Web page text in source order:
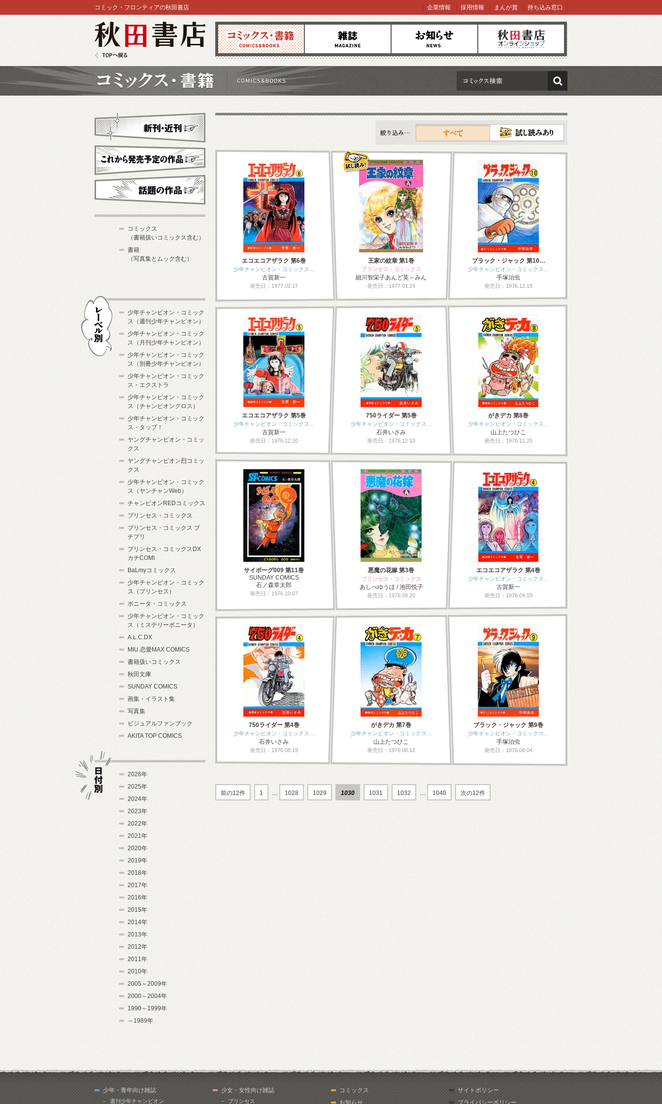
コミックス 雑誌 お知らせ オンラインショップ
コミック・フロンティアの秋田書店 企業情報 採用情報 まんが賞 持ち込み窓口
検索
新刊情報
すべて
エコエコアザラク 第6巻
少年チャンピオン・コミックス…
古賀新一
発売日：1977.02.17
王家の紋章 第1巻
プリンセス・コミックス
細川智栄子あんど芙～みん
発売日：1977.01.24
ブラック・ジャック 第10…
少年チャンピオン・コミックス…
手塚治虫
発売日：1976.12.18
エコエコアザラク 第5巻
少年チャンピオン・コミックス…
古賀新一
発売日：1976.12.10
750ライダー 第5巻
少年チャンピオン・コミックス…
石井いさみ
発売日：1976.12.10
がきデカ 第8巻
少年チャンピオン・コミックス…
山上たつひこ
発売日：1976.11.25
サイボーグ009 第11巻
SUNDAY COMICS
石ノ森章太郎
発売日：1976.10.07
悪魔の花嫁 第3巻
プリンセス・コミックス
あしべゆうほ / 池田悦子
発売日：1976.09.20
エコエコアザラク 第4巻
少年チャンピオン・コミックス…
古賀新一
発売日：1976.09.03
750ライダー 第4巻
少年チャンピオン・コミックス…
石井いさみ
発売日：1976.08.19
がきデカ 第7巻
少年チャンピオン・コミックス…
山上たつひこ
発売日：1976.08.12
ブラック・ジャック 第9巻
少年チャンピオン・コミックス…
手塚治虫
発売日：1976.08.04
前の12件 1 … 1028 1029 1030 1031 1032 … 1040 次の12件
新刊・近刊
これから発売予定
コミックス
（書籍扱いコミックス含む）
書籍
（写真集とムック含む）
少年チャンピオン・コミック
ス（週刊少年チャンピオン）
少年チャンピオン・コミック
ス（月刊少年チャンピオン）
少年チャンピオン・コミック
ス（別冊少年チャンピオン）
少年チャンピオン・コミック
ス・エクストラ
少年チャンピオン・コミック
ス（チャンピオンクロス）
少年チャンピオン・コミック
ス・タップ！
ヤングチャンピオン・コミッ
クス
ヤングチャンピオン烈コミッ
クス
少年チャンピオン・コミック
ス（ヤンチャンWeb）
チャンピオンREDコミックス
プリンセス・コミックス
プリンセス・コミックス プ
チプリ
プリンセス・コミックスDX
カチCOMI
BaLmyコミックス
少年チャンピオン・コミック
ス（プリンセス）
ボニータ・コミックス
少年チャンピオン・コミック
ス（ミステリーボニータ）
A.L.C.DX
MIU 恋愛MAX COMICS
書籍扱いコミックス
秋田文庫
SUNDAY COMICS
画集・イラスト集
写真集
ビジュアルファンブック
AKITA TOP COMICS
2026年
2025年
2024年
2023年
2022年
2021年
2020年
2019年
2018年
2017年
2016年
2015年
2014年
2013年
2012年
2011年
2010年
2005～2009年
2000～2004年
1990～1999年
～1989年
少年・青年向け雑誌
週刊少年チャンピオン
少女・女性向け雑誌
プリンセス
コミックス
お知らせ
サイトポリシー
プライバシーポリシー